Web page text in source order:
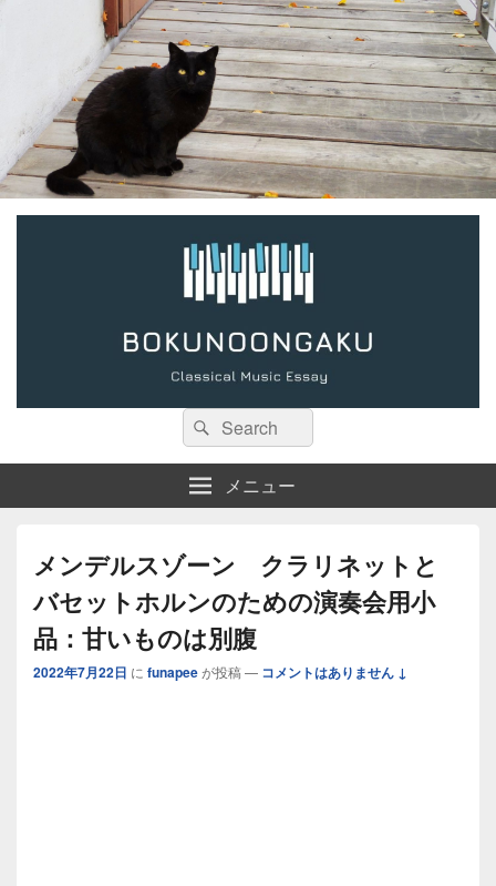
検
索:
検
索
メニュー
メンデルスゾーン クラリネットと
バセットホルンのための演奏会用小
品：甘いものは別腹
2022年7月22日 に funapeeが投稿 — コメントはありません ↓